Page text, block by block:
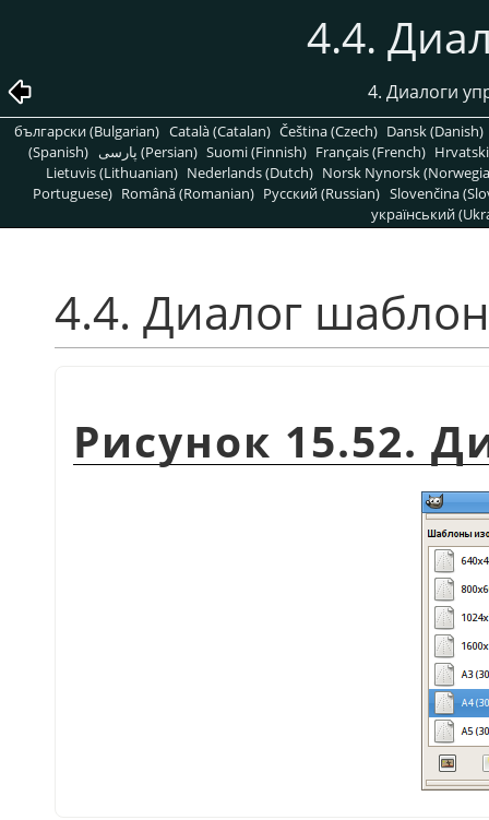
4.4.
4. Диалоги
български (Bulgarian) Català (Catalan) Čeština (Czech) Dansk (Danish)
(Spanish)
پارسی (Persian) Suomi (Finnish) Français (French)
Lietuvis (Lithuanian) Nederlands (Dutch) Norsk Nynorsk
Portuguese) Română (Romanian) Pусский (Russian) Slovenčina
український
4.4. Диалог
Рисунок 15.52.